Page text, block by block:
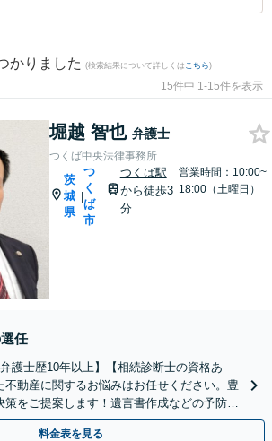
かりました (検索結果について詳しくは こちら)
15件中 1-15件を表示
堀越 智也 弁護士
つくば中央法律事務所
茨
城
県
|
つ
く
ば
市
つくば駅
から徒歩3
分
営業時間：10:00~
18:00（土曜日）
任
護士歴10年以上】【相続診断士の資格あ
不動産に関するお悩みはお任せください。豊
策をご提案します！遺言書作成などの予防策
・休日の相談可能】
料金表を見る